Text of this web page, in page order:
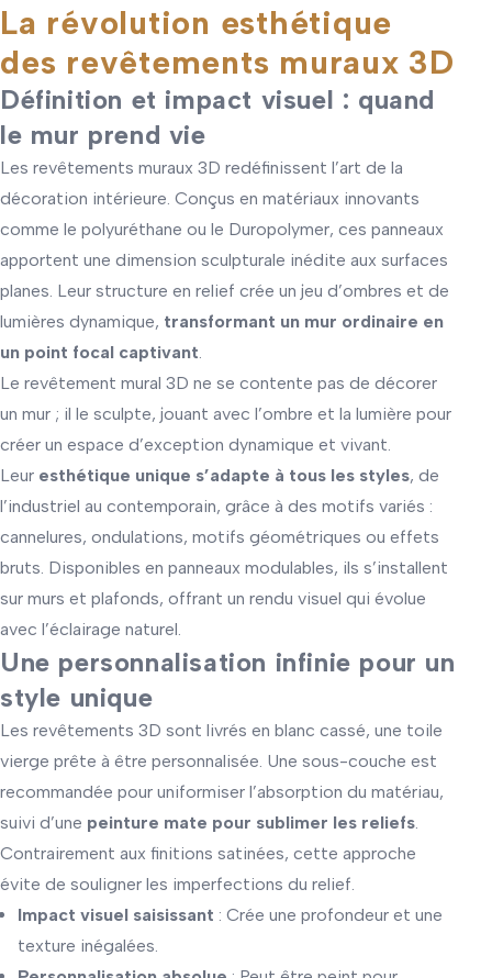
La révolution esthétique
des revêtements muraux 3D
Définition et impact visuel : quand
le mur prend vie
Les revêtements muraux 3D redéfinissent l’art de la
décoration intérieure. Conçus en matériaux innovants
comme le polyuréthane ou le Duropolymer, ces panneaux
apportent une dimension sculpturale inédite aux surfaces
planes. Leur structure en relief crée un jeu d’ombres et de
lumières dynamique, transformant un mur ordinaire en
un point focal captivant
Le revêtement mural 3D ne se contente pas de décorer
un mur ; il le sculpte, jouant avec l’ombre et la lumière pour
créer un espace d’exception dynamique et vivant.
Leur esthétique unique s’adapte à tous les styles, de
l’industriel au contemporain, grâce à des motifs variés :
cannelures, ondulations, motifs géométriques ou effets
bruts. Disponibles en panneaux modulables, ils s’installent
sur murs et plafonds, offrant un rendu visuel qui évolue
avec l’éclairage naturel.
Une personnalisation infinie pour un
style unique
Les revêtements 3D sont livrés en blanc cassé, une toile
vierge prête à être personnalisée. Une sous-couche est
recommandée pour uniformiser l’absorption du matériau,
suivi d’une peinture mate pour sublimer les reliefs
Contrairement aux finitions satinées, cette approche
évite de souligner les imperfections du relief.
Impact visuel saisissant : Crée une profondeur et une
texture inégalées.